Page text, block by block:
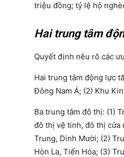
triệu đồng; tỷ lệ hộ
Hai trung tâm
Quyết định nêu rõ các
Hai trung tâm động lực
Đông Nam Á; (2) Khu
Ba trung tâm đô thị: (1)
đô thị vệ tinh, đô thị cửa
Trung, Dinh Mười; (2)
Hòn La, Tiến Hóa; (3)